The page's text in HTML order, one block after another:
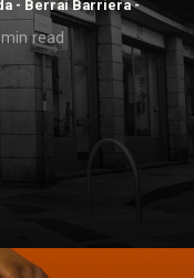
- Berrai Barriera -
read